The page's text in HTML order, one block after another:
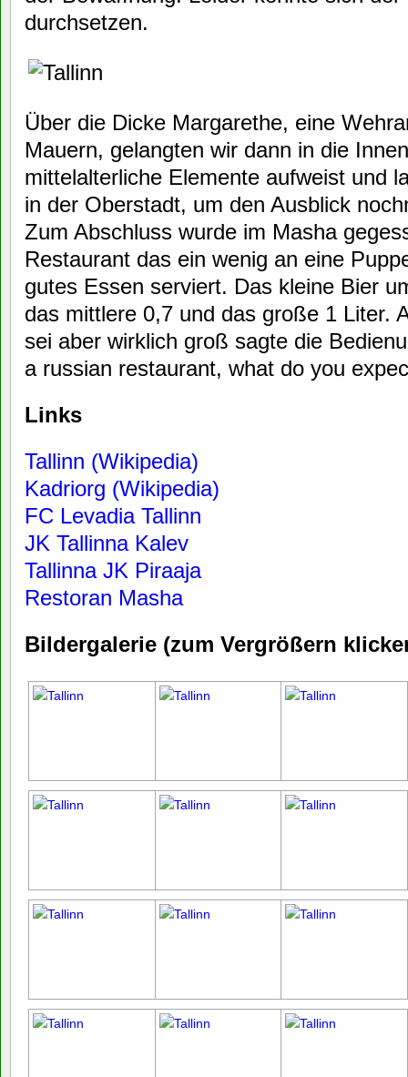
durchsetzen.
Über die Dicke Margarethe, eine
Mauern, gelangten wir dann in die
mittelalterliche Elemente aufweist und
in der Oberstadt, um den Ausblick
Zum Abschluss wurde im Masha
Restaurant das ein wenig an eine
gutes Essen serviert. Das kleine Bier
das mittlere 0,7 und das große 1 Liter.
sei aber wirklich groß sagte die
a russian restaurant, what do you
Links
Tallinn (Wikipedia)
Kadriorg (Wikipedia)
FC Levadia Tallinn
JK Tallinna Kalev
Tallinna JK Piraaja
Restoran Masha
Bildergalerie (zum Vergrößern